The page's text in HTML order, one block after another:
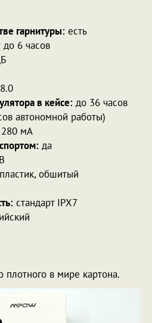
гарнитуры: есть
до 6 часов
в кейсе: до 36 часов
автономной работы)
280 мА
да
пластик, обшитый
стандарт IPX7
плотного в мире картона.